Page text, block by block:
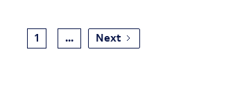
1 ... Next